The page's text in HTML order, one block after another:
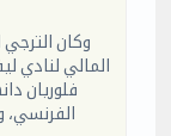
وكان
المالي
فلوريان
الفرنسي،